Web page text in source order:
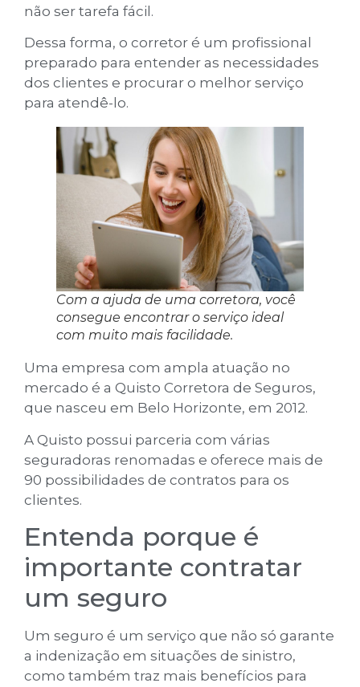
não ser tarefa fácil.
Dessa forma, o corretor é um profissional
preparado para entender as necessidades
dos clientes e procurar o melhor serviço
para atendê-lo.
Com a ajuda de uma corretora, você
consegue encontrar o serviço ideal
com muito mais facilidade.
Uma empresa com ampla atuação no
mercado é a Quisto Corretora de Seguros,
que nasceu em Belo Horizonte, em 2012.
A Quisto possui parceria com várias
seguradoras renomadas e oferece mais de
90 possibilidades de contratos para os
clientes.
Entenda porque é
importante contratar
um seguro
Um seguro é um serviço que não só garante
a indenização em situações de sinistro,
como também traz mais benefícios para